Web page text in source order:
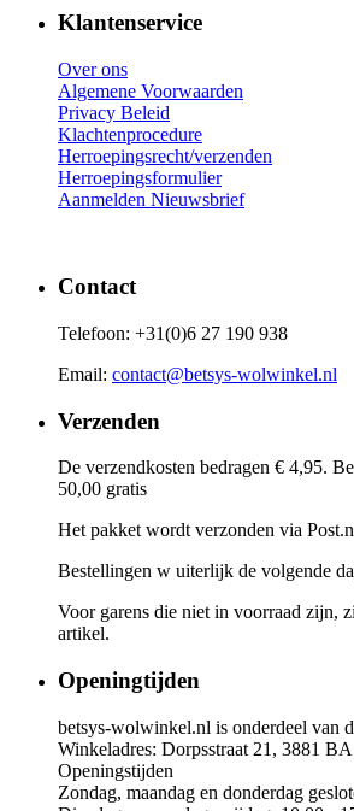
Klantenservice
Over ons
Algemene Voorwaarden
Privacy Beleid
Klachtenprocedure
Herroepingsrecht/verzenden
Herroepingsformulier
Aanmelden Nieuwsbrief
Contact
Telefoon: +31(0)6 27 190 938
Email: contact@betsys-wolwinkel.nl
Verzenden
De verzendkosten bedragen € 4,95.
50,00 gratis
Het pakket wordt verzonden via
Bestellingen w uiterlijk de volgende
Voor garens die niet in voorraad zijn,
artikel.
Openingtijden
betsys-wolwinkel.nl is onderdeel van
Winkeladres: Dorpsstraat 21, 3881
Openingstijden
Zondag, maandag en donderdag